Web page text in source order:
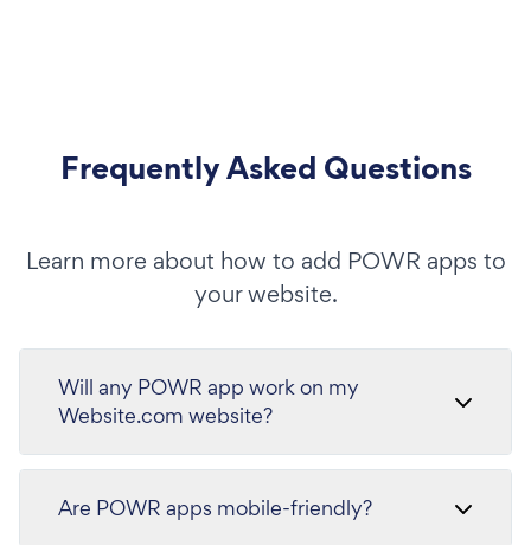
Frequently Asked Questions
Learn more about how to add POWR apps to
your website.
Will any POWR app work on my
Website.com website?
Are POWR apps mobile-friendly?